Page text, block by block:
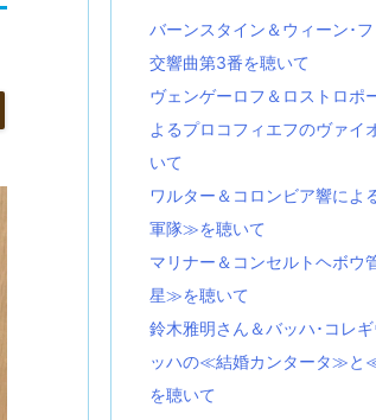
バーンスタイン＆ウィーン･
交響曲第3番を聴いて
ヴェンゲーロフ＆ロストロポ
よるプロコフィエフのヴァイ
いて
ワルター＆コロンビア響に
軍隊≫を聴いて
マリナー＆コンセルトヘボ
星≫を聴いて
鈴木雅明さん＆バッハ･コレ
ッハの≪結婚カンタータ≫と
を聴いて